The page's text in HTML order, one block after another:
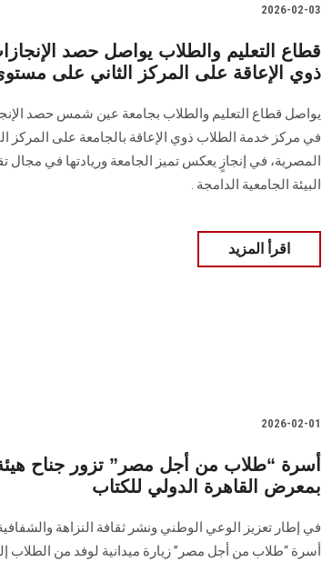
2026-02-03
قطاع التعليم والطلاب يواصل حصد
ذوي الإعاقة على المركز الثاني على
يواصل قطاع التعليم والطلاب بجامعة عين شمس حصد
في مركز خدمة الطلاب ذوي الإعاقة بالجامعة على المركز
المصرية، في إنجازٍ يعكس تميز الجامعة وريادتها في مجال
البيئة الجامعية الدامجة .
اقرأ المزيد
2026-02-01
أسرة “طلاب من أجل مصر” تزور جناح هيئة
بمعرض القاهرة الدولي للكتاب
في إطار تعزيز الوعي الوطني ونشر ثقافة النزاهة
أسرة “طلاب من أجل مصر” زيارة ميدانية لوفد من الطلاب إلى